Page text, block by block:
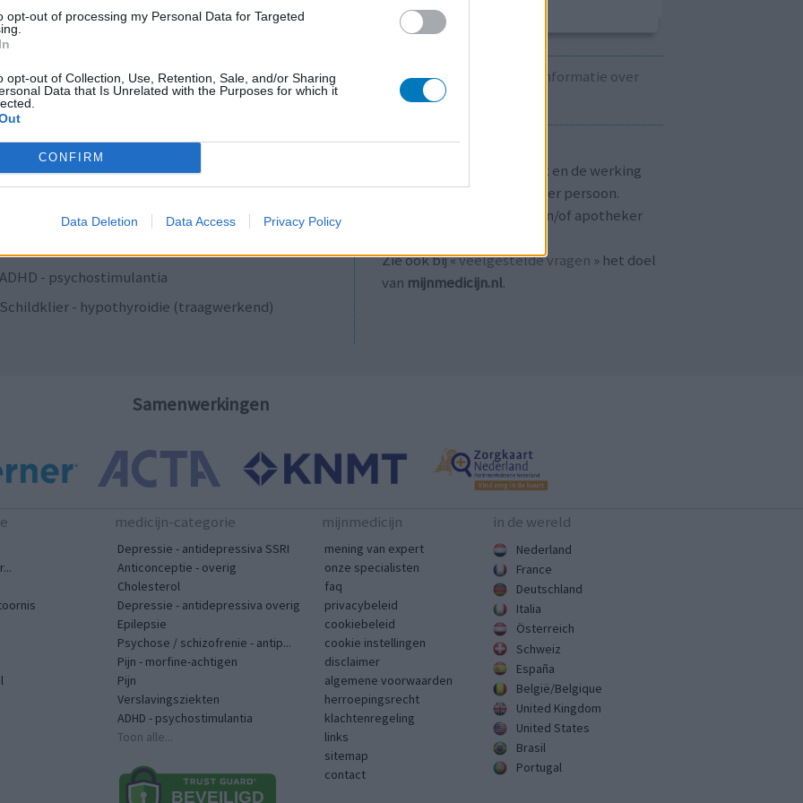
opt-out of processing my Personal Data for Targeted
opt-out of Collection, Use, Retention, Sale, and/or Sharing
Data that Is Unrelated with the Purposes for which it
CONFIRM
Data Deletion Data Access Privacy Policy
Antibiotica - penicillines breedspectrum
Verslavingsziekten
Diabetes (suikerziekte) - orale middelen
Anticonceptie - overig
Depressie - antidepressiva SSRI
ADHD - psychostimulantia
Bloeddruk - calciumantagonisten
Antibiotica - penicillines breedspectrum
ADHD - psychostimulantia
Schildklier - hypothyroidie (traagwerkend)
Kijk hier voor informatie over
LET OP!
Ervaringen zijn persoonlijk en de werking
van medicijnen verschilt per persoon.
Raadpleeg altijd uw arts en/of apotheker
Zie ook bij «veelgestelde vragen » het doel
van mijnmedicijn.nl.
Samenwerkingen
medicijn-categorie
Depressie - antidepressiva SSRI
Anticonceptie - overig
Cholesterol
Depressie - antidepressiva overig
Epilepsie
Psychose / schizofrenie - antip...
Pijn - morfine-achtigen
Pijn
Verslavingsziekten
ADHD - psychostimulantia
Toon alle...
mijnmedicijn
mening van expert
onze specialisten
faq
privacybeleid
cookiebeleid
cookie instellingen
disclaimer
algemene voorwaarden
herroepingsrecht
klachtenregeling
links
sitemap
contact
in de wereld
Nederland
France
Deutschland
Italia
Österreich
Schweiz
España
België/Belgique
United Kingdom
United States
Brasil
Portugal